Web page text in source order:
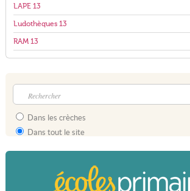
LAPE 13
Ludothèques 13
RAM 13
Dans les crèches
Dans tout le site